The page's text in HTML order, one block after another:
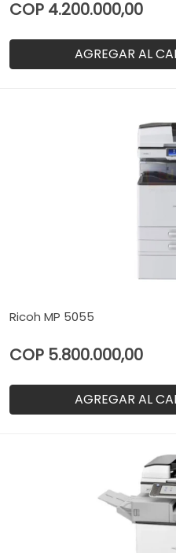
COP 4.200.000,00
AGREGAR AL
Ricoh MP 5055
COP 5.800.000,00
AGREGAR AL